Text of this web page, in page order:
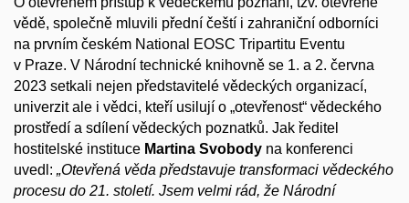
vědě, společně mluvili přední čeští i zahraniční odborníci
na prvním českém National EOSC Tripartitu Eventu
v Praze. V Národní technické knihovně se 1. a 2. června
2023 setkali nejen představitelé vědeckých organizací,
univerzit ale i vědci, kteří usilují o „otevřenost“ vědeckého
prostředí a sdílení vědeckých poznatků. Jak ředitel
hostitelské instituce Martina Svobody na konferenci
uvedl: „Otevřená věda představuje transformaci vědeckého
procesu do 21. století. Jsem velmi rád, že Národní